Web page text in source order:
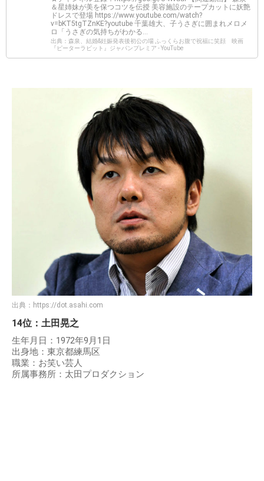
＆星姉妹が美を保つコツを伝授 美容施設のテープカットに妖艶
ドレスで登場 https://www.youtube.com/watch?
v=bKT5tgTZnKE?youtube 千葉雄大、子うさぎに囲まれメロメ
ロ「うさぎの気持ちがわかる...
出典：森泉、結婚&妊娠発表後初公の場 ふっくらお腹で祝福に笑顔 映画
『ピーターラビット』ジャパンプレミア - YouTube
出典： https://dot.asahi.com
14位：土田晃之
生年月日：1972年9月1日
出身地：東京都練馬区
職業：お笑い芸人
所属事務所：太田プロダクション